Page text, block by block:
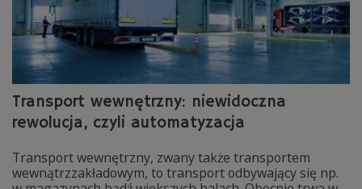
Transport wewnętrzny: niewidoczna
rewolucja, czyli automatyzacja
Transport wewnętrzny, zwany także transportem
wewnątrzzakładowym, to transport odbywający się np.